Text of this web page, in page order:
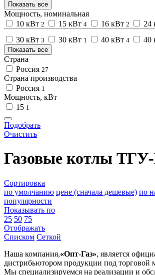
Показать все
Мощность, номинальная
10 кВт 2 15 кВт 4 16 кВт 2 24
30 кВт 3 30 кВт 1 40 кВт 4 40
Показать все
Страна
Россия 27
Страна производства
Россия 1
Мощность, кВт
15 1
Подобрать
Очистить
Газовые котлы
Сортировка
по умолчанию цене (сначала дешевые) по
популярности
Показывать по
25 50 75
Отображать
Списком Сеткой
Наша компания,«Опт-Газ», является
дистрибьютором продукции под
Мы специализируемся на реализации и